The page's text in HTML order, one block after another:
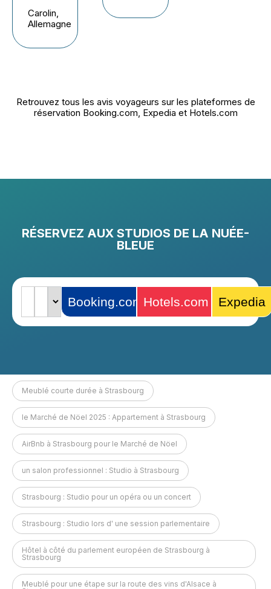
Carolin,
Allemagne
Retrouvez tous les avis voyageurs sur les plateformes de
réservation Booking.com, Expedia et Hotels.com
RÉSERVEZ AUX STUDIOS DE LA NUÉE-
BLEUE
Meublé courte durée à Strasbourg
le Marché de Nöel 2025 : Appartement à Strasbourg
AirBnb à Strasbourg pour le Marché de Nöel
un salon professionnel : Studio à Strasbourg
Strasbourg : Studio pour un opéra ou un concert
Strasbourg : Studio lors d' une session parlementaire
Hôtel à côté du parlement européen de Strasbourg à
Strasbourg
Meublé pour une étape sur la route des vins d'Alsace à